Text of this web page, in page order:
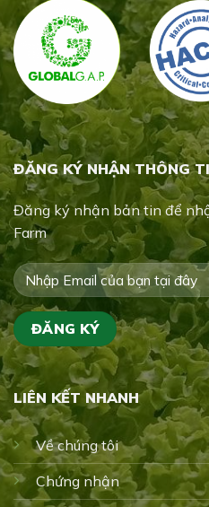
ĐĂNG KÝ NHẬN THÔNG
Đăng ký nhận bản tin để
Farm
LIÊN KẾT NHANH
Về chúng tôi
Chứng nhận